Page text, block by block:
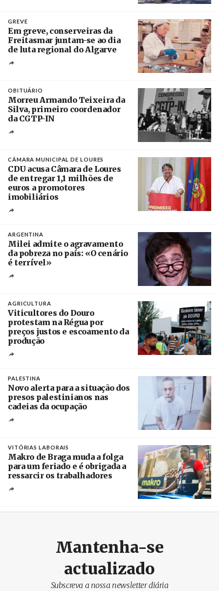
GREVE
Em greve, conserveiras da
Freitasmar juntam-se ao dia
de luta regional do Algarve
OBITUÁRIO
Morreu Armando Teixeira da
Silva, primeiro coordenador
da CGTP-IN
CÂMARA MUNICIPAL DE LOURES
CDU acusa Câmara de Loures
de entregar 1,1 milhões de
euros a promotores
imobiliários
ARGENTINA
Milei admite o agravamento
da pobreza no país: «O cenário
é terrível»
AGRICULTURA
Viticultores do Douro
protestam na Régua por
preços justos e escoamento da
produção
PALESTINA
Novo alerta para a situação dos
presos palestinianos nas
cadeias da ocupação
VITÓRIAS LABORAIS
Makro de Braga muda a folga
para um feriado e é obrigada a
ressarcir os trabalhadores
Mantenha-se
actualizado
Subscreva a nossa newsletter diária